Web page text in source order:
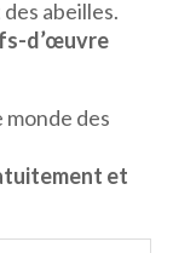
abeilles.
d’œuvre
monde des
et